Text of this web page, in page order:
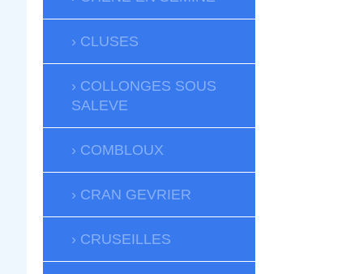
CLUSES
COLLONGES SOUS
SALEVE
COMBLOUX
CRAN GEVRIER
CRUSEILLES